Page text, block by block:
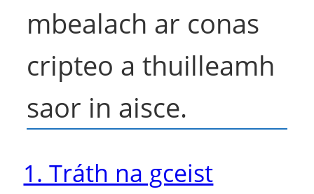
mbealach ar conas
cripteo a thuilleamh
saor in aisce.
1. Tráth na gceist